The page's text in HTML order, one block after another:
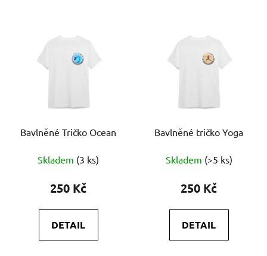
Bavlněné Tričko Ocean
Skladem (3 ks)
250 Kč
DETAIL
Bavlněné tričko Yoga
Skladem (>5 ks)
250 Kč
DETAIL